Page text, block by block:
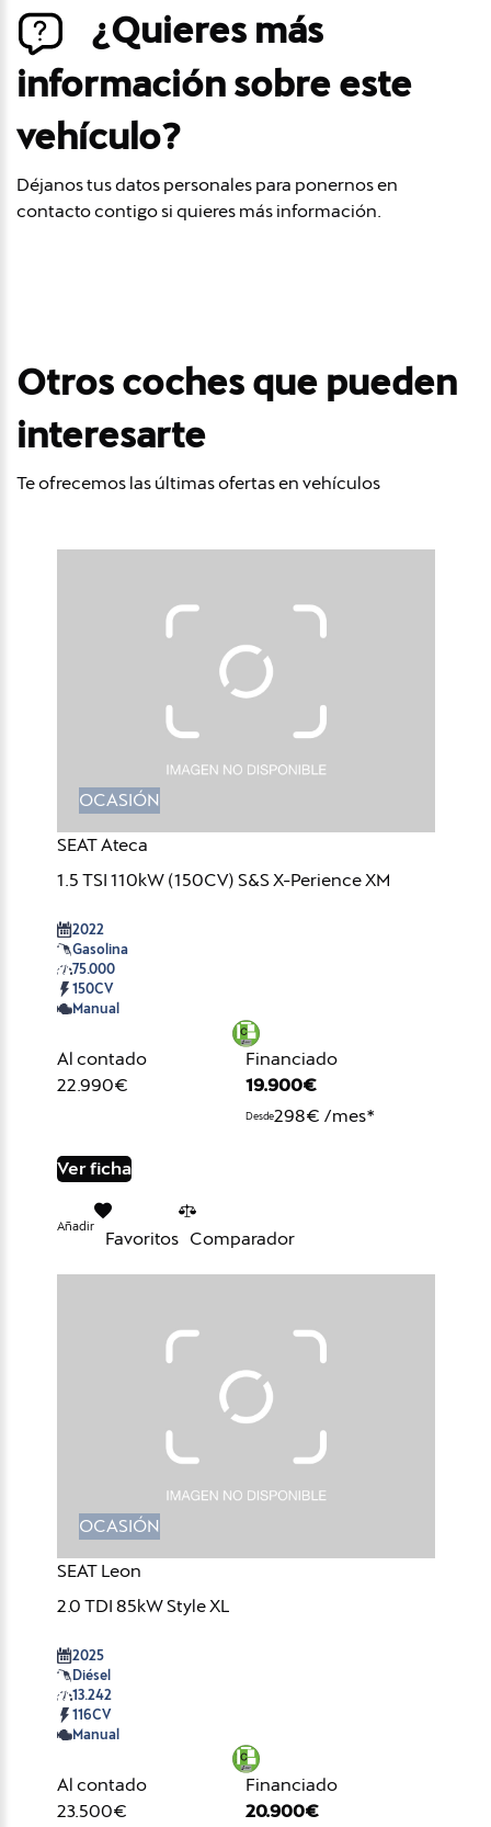
¿Quieres más
información sobre este
vehículo?
Déjanos tus datos personales para ponernos en
contacto contigo si quieres más información.
Otros coches que pueden
interesarte
Te ofrecemos las últimas ofertas en vehículos
OCASIÓN
SEAT Ateca
1.5 TSI 110kW (150CV) S&S X-Perience XM
2022
Gasolina
75.000
150CV
Manual
Al contado
22.990€
Financiado
19.900€
Desde298€ /mes*
Ver ficha
Añadir
Favoritos Comparador
OCASIÓN
SEAT Leon
2.0 TDI 85kW Style XL
2025
Diésel
13.242
116CV
Manual
Al contado
23.500€
Financiado
20.900€